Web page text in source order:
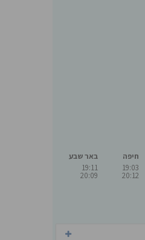
חיפה
19:03
20:12
באר שבע
19:11
20:09